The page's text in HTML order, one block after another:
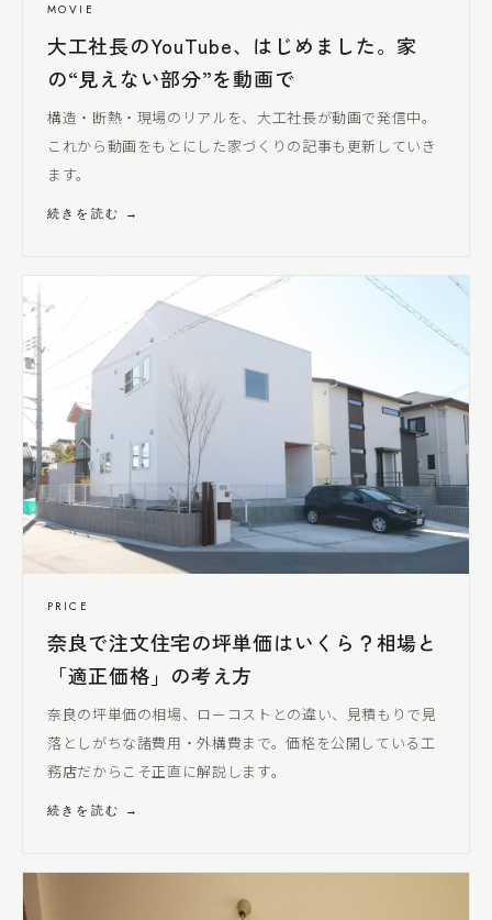
MOVIE
大工社長のYouTube、はじめました。家
の“見えない部分”を動画で
構造・断熱・現場のリアルを、 大工社長が動画で発信中。
これから動画をもとにした家づくりの記事も更新していき
ます。
続きを読む →
PRICE
奈良で注文住宅の坪単価はいくら？相場と
「適正価格」の考え方
奈良の坪単価の相場、ローコストとの違い、見積もりで見
落としがちな諸費用・外構費まで。価格を公開している工
務店だからこそ正直に解説します。
続きを読む →